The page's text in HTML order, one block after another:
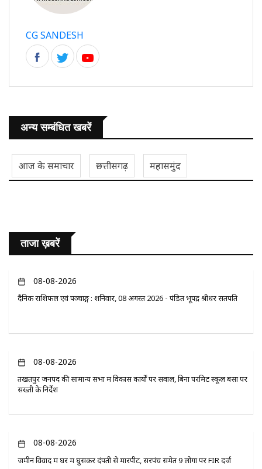
CG SANDESH
अन्य सम्बंधित खबरें
आज के समाचार छत्तीसगढ़ महासमुंद
ताजा ख़बरें
08-08-2026
दैनिक राशिफल एवं पञ्चाङ्ग : शनिवार, 08 अगस्त 2026 - पंडित भूपेंद्र श्रीधर सतपति
08-08-2026
तखतपुर जनपद की सामान्य सभा में विकास कार्यों पर सवाल, बिना परमिट स्कूल बसों पर
सख्ती के निर्देश
08-08-2026
जमीन विवाद में घर में घुसकर दंपती से मारपीट, सरपंच समेत 9 लोगों पर FIR दर्ज